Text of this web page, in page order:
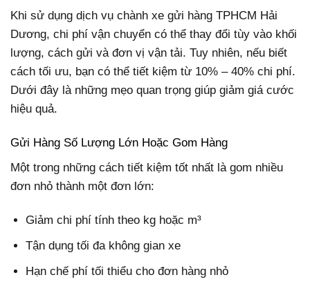
Khi sử dụng dịch vụ chành xe gửi hàng TPHCM Hải
Dương, chi phí vận chuyển có thể thay đổi tùy vào khối
lượng, cách gửi và đơn vị vận tải. Tuy nhiên, nếu biết
cách tối ưu, bạn có thể tiết kiệm từ 10% – 40% chi phí.
Dưới đây là những mẹo quan trọng giúp giảm giá cước
hiệu quả.
Gửi Hàng Số Lượng Lớn Hoặc Gom Hàng
Một trong những cách tiết kiệm tốt nhất là gom nhiều
đơn nhỏ thành một đơn lớn:
Giảm chi phí tính theo kg hoặc m³
Tận dụng tối đa không gian xe
Hạn chế phí tối thiểu cho đơn hàng nhỏ